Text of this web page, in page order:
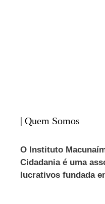
| Quem Somos
O Instituto
Cidadania é uma
lucrativos fundada